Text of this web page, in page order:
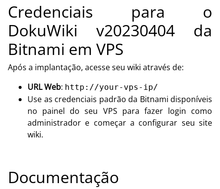
Credenciais para o
DokuWiki v20230404 da
Bitnami em VPS
Após a implantação, acesse seu wiki através de:
URL Web: http://your-vps-ip/
Use as credenciais padrão da Bitnami disponíveis
no painel do seu VPS para fazer login como
administrador e começar a configurar seu site
wiki.
Documentação